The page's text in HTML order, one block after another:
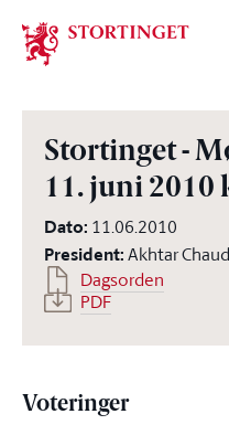
Stortinget.no
Stortinget -
11. juni 2010
Dato: 11.06.2010
President:Akhtar
Dagsorden
PDF
Voteringer